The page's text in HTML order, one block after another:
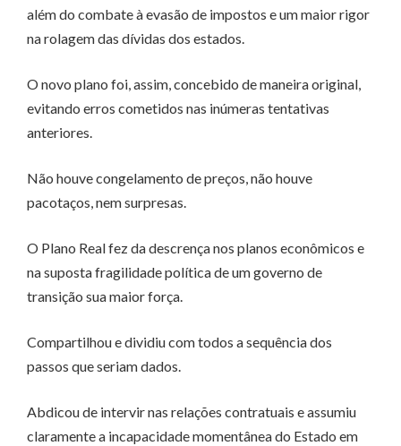
além do combate à evasão de impostos e um maior rigor
na rolagem das dívidas dos estados.
O novo plano foi, assim, concebido de maneira original,
evitando erros cometidos nas inúmeras tentativas
anteriores.
Não houve congelamento de preços, não houve
pacotaços, nem surpresas.
O Plano Real fez da descrença nos planos econômicos e
na suposta fragilidade política de um governo de
transição sua maior força.
Compartilhou e dividiu com todos a sequência dos
passos que seriam dados.
Abdicou de intervir nas relações contratuais e assumiu
claramente a incapacidade momentânea do Estado em